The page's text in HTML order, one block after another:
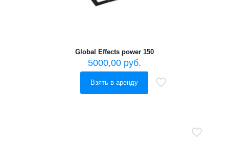
Global Effects power 150
5000,00 руб.
Взять в аренду